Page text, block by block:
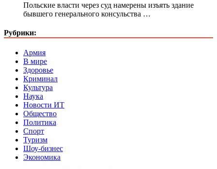
Польские власти через суд намерены изъять здание
бывшего генерального консульства …
Рубрики:
Армия
В мире
Здоровье
Криминал
Культура
Наука
Новости ИТ
Общество
Политика
Спорт
Туризм
Шоу-бизнес
Экономика